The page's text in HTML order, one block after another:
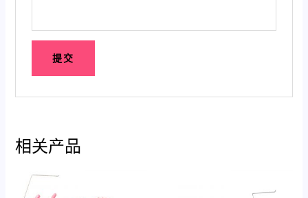
相关产品